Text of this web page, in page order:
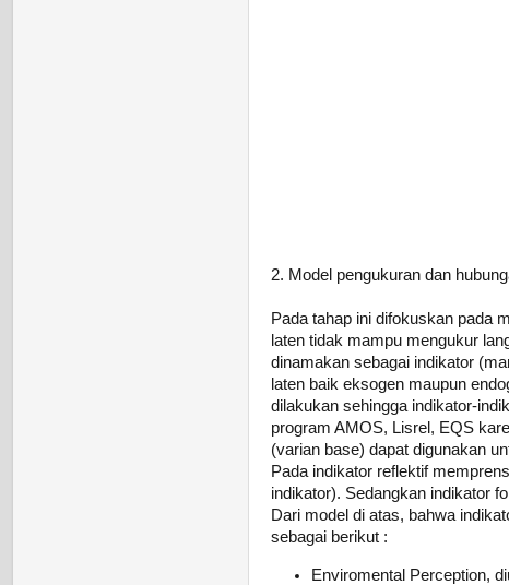
2. Model pengukuran dan
Pada tahap ini difokuskan pada
laten tidak mampu mengukur
dinamakan sebagai indikator
laten baik eksogen maupun
dilakukan sehingga indikator-
program AMOS, Lisrel, EQS
(varian base) dapat digunakan
Pada indikator reflektif
indikator). Sedangkan indikator
Dari model di atas, bahwa
sebagai berikut :
Enviromental Perception,